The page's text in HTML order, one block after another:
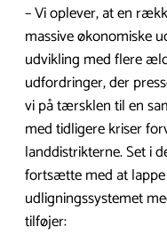
– Vi oplever, at en
massive økonomiske
udvikling med flere
udfordringer, der
vi på tærsklen til en
med tidligere kriser
landdistrikterne. Set i
fortsætte med at
udligningssystemet
tilføjer: